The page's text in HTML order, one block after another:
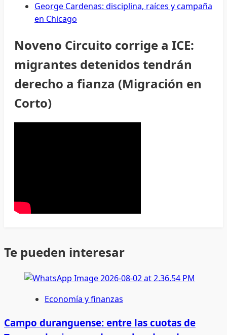
George Cardenas: disciplina, raíces y campaña
en Chicago
Noveno Circuito corrige a ICE:
migrantes detenidos tendrán
derecho a fianza (Migración en
Corto)
Te pueden interesar
Economía y finanzas
Campo duranguense: entre las cuotas de